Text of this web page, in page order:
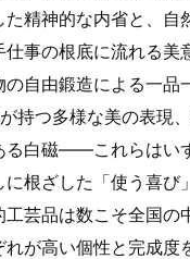
た精神的な内省と、自
仕事の根底に流れる美
の自由鍛造による一品
持つ多様な美の表現
る白磁——これらはい
根ざした「使う喜び
芸品は数こそ全国の
れが高い個性と完成度